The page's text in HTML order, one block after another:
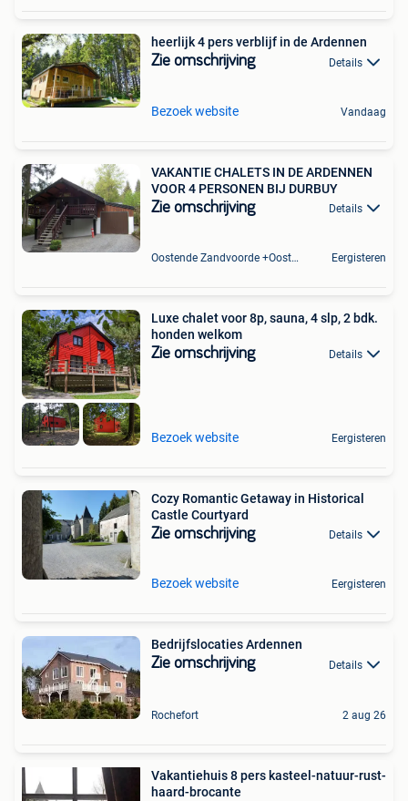
heerlijk 4 pers verblijf in de Ardennen
Zie omschrijving Details
Bezoek website Vandaag
VAKANTIE CHALETS IN DE ARDENNEN
VOOR 4 PERSONEN BIJ DURBUY
Zie omschrijving Details
Oostende Zandvoorde +Oostende Eergisteren
Luxe chalet voor 8p, sauna, 4 slp, 2 bdk.
honden welkom
Zie omschrijving Details
Bezoek website Eergisteren
Cozy Romantic Getaway in Historical
Castle Courtyard
Zie omschrijving Details
Bezoek website Eergisteren
Bedrijfslocaties Ardennen
Zie omschrijving Details
Rochefort 2 aug 26
Vakantiehuis 8 pers kasteel-natuur-rust-
haard-brocante